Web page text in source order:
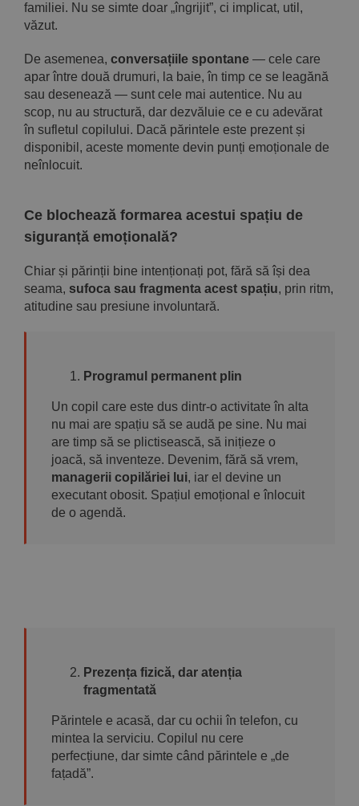
familiei. Nu se simte doar „îngrijit”, ci implicat, util,
văzut.
De asemenea, conversațiile spontane— cele care
apar între două drumuri, la baie, în timp ce se leagănă
sau desenează — sunt cele mai autentice. Nu au
scop, nu au structură, dar dezvăluie ce e cu adevărat
în sufletul copilului. Dacă părintele este prezent și
disponibil, aceste momente devin punți emoționale de
neînlocuit.
Ce blochează formarea acestui spațiu de
siguranță emoțională?
Chiar și părinții bine intenționați pot, fără să își dea
seama, sufoca sau fragmenta acest spațiu, prin ritm,
atitudine sau presiune involuntară.
Programul permanent plin
Un copil care este dus dintr-o activitate în alta
nu mai are spațiu să se audă pe sine. Nu mai
are timp să se plictisească, să inițieze o
joacă, să inventeze. Devenim, fără să vrem,
managerii copilăriei lui, iar el devine un
executant obosit. Spațiul emoțional e înlocuit
de o agendă.
Prezența fizică, dar atenția
fragmentată
Părintele e acasă, dar cu ochii în telefon, cu
mintea la serviciu. Copilul nu cere
perfecțiune, dar simte când părintele e „de
fațadă”.